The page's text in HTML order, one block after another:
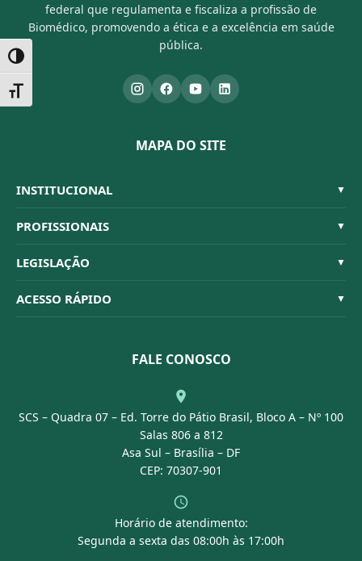
Alternar alto contraste
Alternar tamanho da fonte
federal que regulamenta e fiscaliza a profissão de
Biomédico, promovendo a ética e a excelência em saúde
pública.
MAPA DO SITE
INSTITUCIONAL ▼
Sistema CFBM
Quem Somos
Organograma
Conselheiros
PROFISSIONAIS ▼
Habilitações
Código de Ética
Dúvidas Frequentes
LEGISLAÇÃO ▼
Resoluções
ACESSO RÁPIDO ▼
Portal Transparência
FALE CONOSCO
SCS – Quadra 07 – Ed. Torre do Pátio Brasil, Bloco A – Nº 100
Salas 806 a 812
Asa Sul – Brasília – DF
CEP: 70307-901
Horário de atendimento:
Segunda a sexta das 08:00h às 17:00h